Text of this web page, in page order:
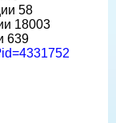
58
18003
639